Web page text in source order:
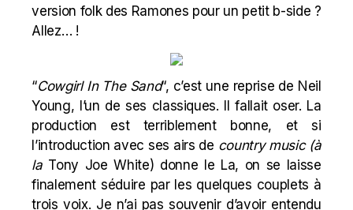
version folk des Ramones pour un petit b-side ?
Allez… !
“Cowgirl In The Sand“, c’est une reprise de Neil
Young, l’un de ses classiques. Il fallait oser. La
production est terriblement bonne, et si
l’introduction avec ses airs de country music (à
la Tony Joe White) donne le La, on se laisse
finalement séduire par les quelques couplets à
trois voix. Je n’ai pas souvenir d’avoir entendu